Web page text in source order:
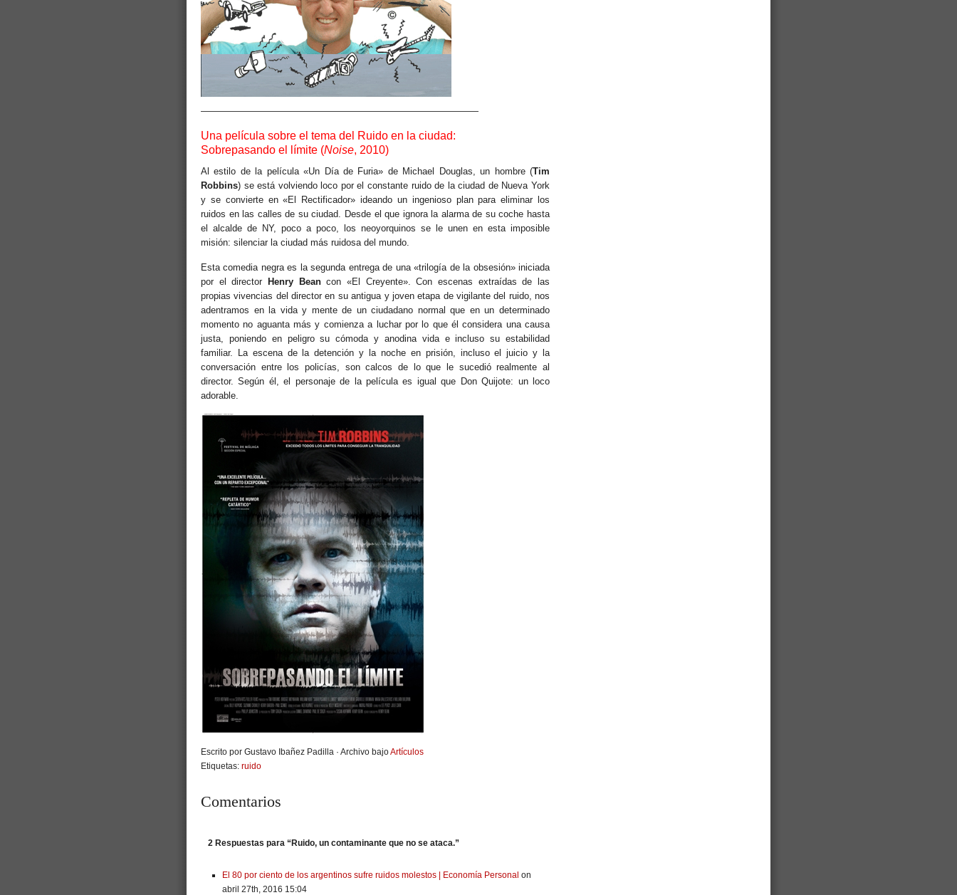
——————————————————————————————
Una película sobre el tema del Ruido en la ciudad:
Sobrepasando el límite (Noise, 2010)
Al estilo de la película «Un Día de Furia» de Michael Douglas, un hombre (Tim
Robbins) se está volviendo loco por el constante ruido de la ciudad de Nueva York
y se convierte en «El Rectificador» ideando un ingenioso plan para eliminar los
ruidos en las calles de su ciudad. Desde el que ignora la alarma de su coche hasta
el alcalde de NY, poco a poco, los neoyorquinos se le unen en esta imposible
misión: silenciar la ciudad más ruidosa del mundo.
Esta comedia negra es la segunda entrega de una «trilogía de la obsesión» iniciada
por el director
Henry Beancon «El Creyente». Con escenas extraídas de las
propias vivencias del director en su antigua y joven etapa de vigilante del ruido, nos
adentramos en la vida y mente de un ciudadano normal que en un determinado
momento no aguanta más y comienza a luchar por lo que él considera una causa
justa, poniendo en peligro su cómoda y anodina vida e incluso su estabilidad
familiar. La escena de la detención y la noche en prisión, incluso el juicio y la
conversación entre los policías, son calcos de lo que le sucedió realmente al
director. Según él, el personaje de la película es igual que Don Quijote: un loco
adorable.
Escrito por Gustavo Ibañez Padilla · Archivo bajoArtículos
Etiquetas: ruido
Comentarios
2 Respuestas para “Ruido, un contaminante que no se ataca.”
El 80 por ciento de los argentinos sufre ruidos molestos | Economía Personal on
abril 27th, 2016 15:04